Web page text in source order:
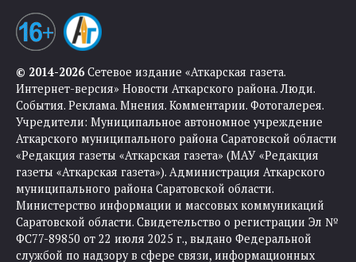
© 2014-2026Сетевое издание «Аткарская газета.
Интернет-версия» Новости Аткарского района. Люди.
События. Реклама. Мнения. Комментарии. Фотогалерея.
Учредители: Муниципальное автономное учреждение
Аткарского муниципального района Саратовской области
«Редакция газеты «Аткарская газета» (МАУ «Редакция
газеты «Аткарская газета»). Администрация Аткарского
муниципального района Саратовской области.
Министерство информации и массовых коммуникаций
Саратовской области. Свидетельство о регистрации Эл №
ФС77-89850 от 22 июля 2025 г., выдано Федеральной
службой по надзору в сфере связи, информационных